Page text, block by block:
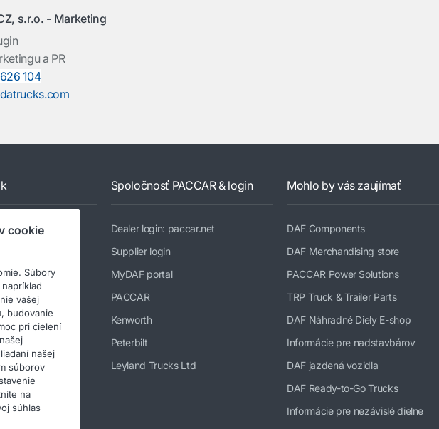
s.r.o. - Marketing
a PR
104
dílera DAF
DAF
Spoločnosť PACCAR & login
Dealer login: paccar.net
Supplier login
MyDAF portal
PACCAR
Kenworth
Peterbilt
Leyland Trucks Ltd
Mohlo by vás zaujímať
DAF Components
DAF Merchandising store
PACCAR Power Solutions
TRP Truck & Trailer Parts
DAF Náhradné Diely E-shop
Informácie pre nadstavbárov
DAF jazdená vozidla
DAF Ready-to-Go Trucks
Informácie pre nezávislé dielne
cookie
Súbory
vašej
budovanie
pri cielení
našej
súborov
na
súhlas